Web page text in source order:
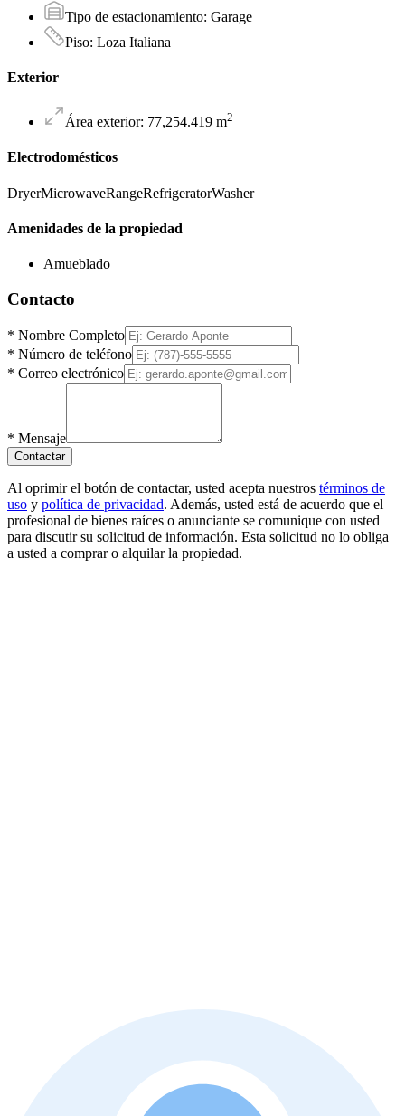
Tipo de estacionamiento: Garage
Piso: Loza Italiana
Exterior
Área exterior: 77,254.419 m2
Electrodomésticos
DryerMicrowaveRangeRefrigeratorWasher
Amenidades de la propiedad
Amueblado
Contacto
* Nombre Completo
* Número de teléfono
* Correo electrónico
* Mensaje
Contactar
Al oprimir el botón de contactar, usted acepta nuestros términos de
uso y política de privacidad. Además, usted está de acuerdo que el
profesional de bienes raíces o anunciante se comunique con usted
para discutir su solicitud de información. Esta solicitud no lo obliga
a usted a comprar o alquilar la propiedad.